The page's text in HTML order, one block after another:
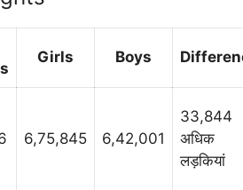
Girls Boys
6,75,845 6,42,001
33,844
अधिक
लड़कियां